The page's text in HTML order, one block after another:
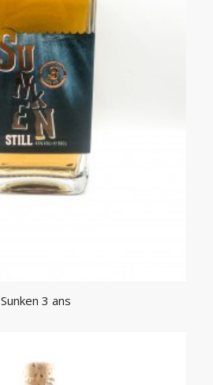
Sunken 3 ans